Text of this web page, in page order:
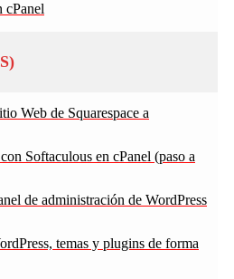
cPanel
Web de Squarespace a
Softaculous en cPanel (paso a
de administración de WordPress
temas y plugins de forma